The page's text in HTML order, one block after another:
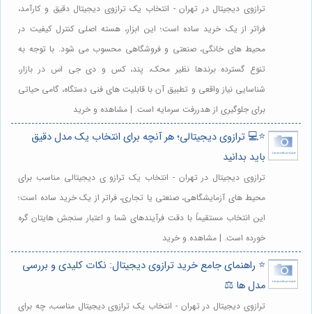
ترازوی دیجیتال در تهران - انتخاب یک ترازوی دیجیتال دقیق و کارآمد،
فراتر از یک خرید ساده است؛ این ابزار، هسته اصلی کنترل کیفیت در
محیط های خانگی، صنعتی و فروشگاهی محسوب می شود. با توجه به
تنوع گسترده برندها نظیر محک، پند، کس و دی جی اس در بازار،
شناسایی نیاز واقعی و تطبیق آن با قابلیت های فنی دستگاه، گامی حیاتی
برای جلوگیری از هدررفت سرمایه است. | مشاهده و خرید
⭐️💻 ترازوی دیجیتالی؛ هر آنچه برای انتخاب یک مدل دقیق
باید بدانید
ترازوی دیجیتال در تهران - انتخاب یک ترازو ی دیجیتالی مناسب برای
محیط های آزمایشگاهی، صنعتی یا تجاری، فراتر از یک خرید ساده است؛
این انتخاب مستقیماً با دقت فرآیندهای شما و اعتبار سنجش هایتان گره
خورده است. | مشاهده و خرید
⭐️ راهنمای جامع خرید ترازوی دیجیتال: نکات کلیدی و بررسی
مدل ها ⚖️
ترازوی دیجیتال در تهران - انتخاب یک ترازوی دیجیتال مناسب، چه برای